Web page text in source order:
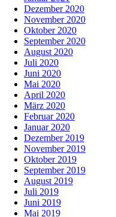
Dezember 2020
November 2020
Oktober 2020
September 2020
August 2020
Juli 2020
Juni 2020
Mai 2020
April 2020
März 2020
Februar 2020
Januar 2020
Dezember 2019
November 2019
Oktober 2019
September 2019
August 2019
Juli 2019
Juni 2019
Mai 2019